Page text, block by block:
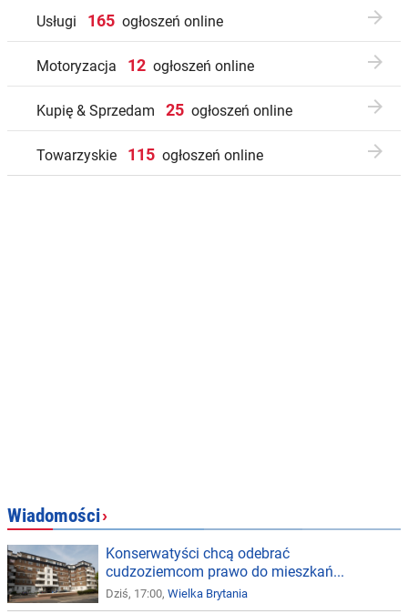
Usługi 165 ogłoszeń online 
Motoryzacja 12 ogłoszeń online 
Kupię & Sprzedam 25 ogłoszeń online 
Towarzyskie 115 ogłoszeń online 
Wiadomości›
Konserwatyści chcą odebrać
cudzoziemcom prawo do mieszkań...
Dziś, 17:00, Wielka Brytania